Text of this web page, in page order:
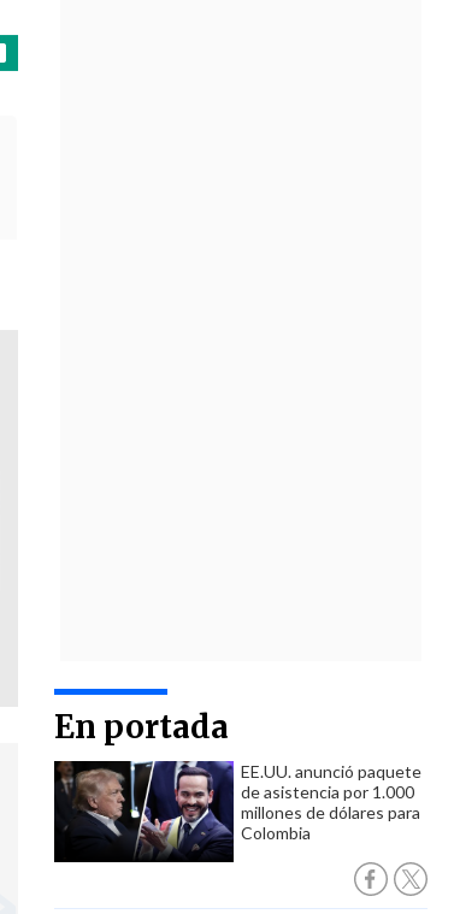
En portada
EE.UU. anunció paquete
de asistencia por 1.000
millones de dólares para
Colombia